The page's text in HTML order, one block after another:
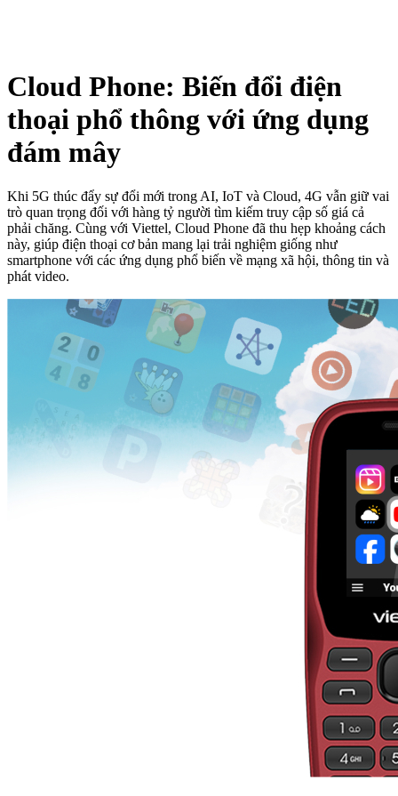
Cloud Phone: Biến đổi điện
thoại phổ thông với ứng dụng
đám mây
Khi 5G thúc đẩy sự đổi mới trong AI, IoT và Cloud, 4G vẫn giữ vai
trò quan trọng đối với hàng tỷ người tìm kiếm truy cập số giá cả
phải chăng. Cùng với Viettel, Cloud Phone đã thu hẹp khoảng cách
này, giúp điện thoại cơ bản mang lại trải nghiệm giống như
smartphone với các ứng dụng phổ biến về mạng xã hội, thông tin và
phát video.